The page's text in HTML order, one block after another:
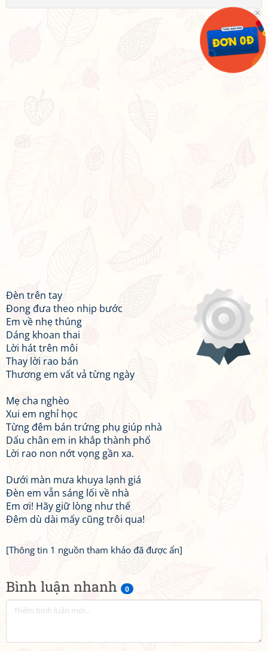
Bình luận nhanh 0
Đèn trên tay
Đong đưa theo nhịp bước
Em về nhẹ thúng
Dáng khoan thai
Lời hát trên môi
Thay lời rao bán
Thương em vất vả từng ngày
Mẹ cha nghèo
Xui em nghỉ học
Từng đêm bán trứng phụ giúp nhà
Dấu chân em in khắp thành phố
Lời rao non nớt vọng gần xa.
Dưới màn mưa khuya lạnh giá
Đèn em vẫn sáng lối về nhà
Em ơi! Hãy giữ lòng như thế
Đêm dù dài mấy cũng trôi quа!
[Thông tin 1 nguồn tham khảo đã được ẩn]